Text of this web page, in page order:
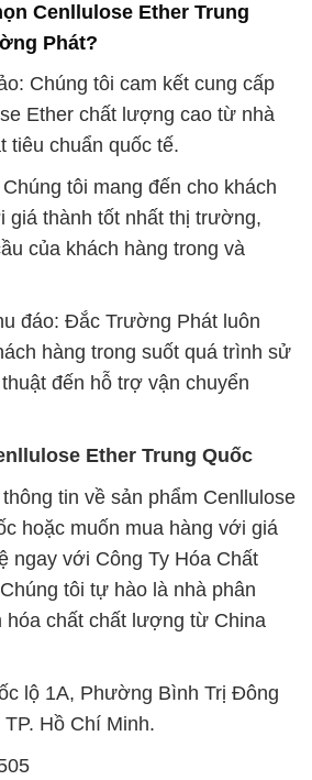
Cenllulose Ether Trung
Phát?
Chúng tôi cam kết cung cấp
Ether chất lượng cao từ nhà
tiêu chuẩn quốc tế.
tôi mang đến cho khách
giá thành tốt nhất thị trường,
của khách hàng trong và
đáo: Đắc Trường Phát luôn
hàng trong suốt quá trình sử
đến hỗ trợ vận chuyển
Ether Trung Quốc
tin về sản phẩm Cenllulose
hoặc muốn mua hàng với giá
ngay với Công Ty Hóa Chất
tôi tự hào là nhà phân
hóa chất chất lượng từ China
lộ 1A, Phường Bình Trị Đông
Hồ Chí Minh.